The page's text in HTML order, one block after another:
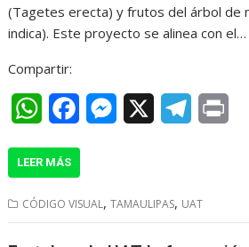
r
(Tagetes erecta) y frutos del árbol de
indica). Este proyecto se alinea con el…
Compartir:
W
a
t
s
e
b
M
s
e
e
g
t
LEER MÁS
CÓDIGO VISUAL,TAMAULIPAS, UAT